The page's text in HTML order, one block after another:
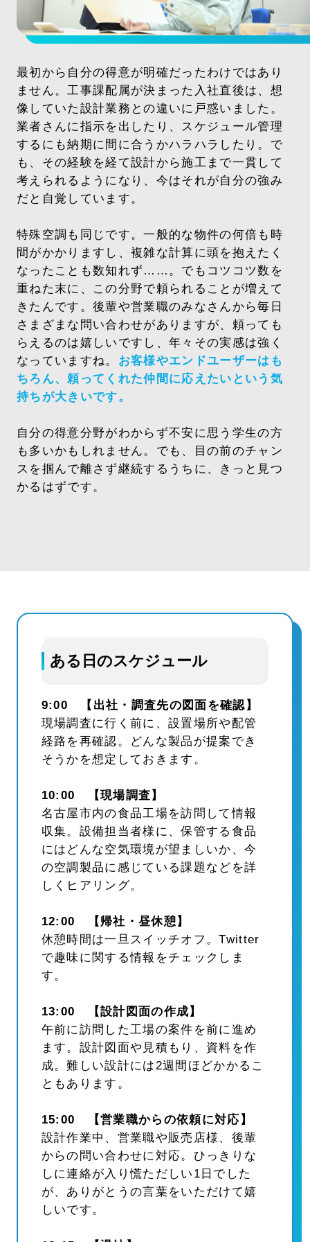
最初から自分の得意が明確だったわけではあり
ません。工事課配属が決まった入社直後は、想
像していた設計業務との違いに戸惑いました。
業者さんに指示を出したり、スケジュール管理
するにも納期に間に合うかハラハラしたり。で
も、その経験を経て設計から施工まで一貫して
考えられるようになり、今はそれが自分の強み
だと自覚しています。
特殊空調も同じです。一般的な物件の何倍も時
間がかかりますし、複雑な計算に頭を抱えたく
なったことも数知れず……。でもコツコツ数を
重ねた末に、この分野で頼られることが増えて
きたんです。後輩や営業職のみなさんから毎日
さま ざまな問い合わせがありますが、頼っても
らえるのは嬉しいですし、年々その実感は強く
なっていますね。 お客様やエンドユーザーはも
ちろん、頼ってくれた仲間に応えたいという気
持ちが大きいです。
自分の得意分野がわからず不安に思う学生の方
も多いかもしれません。でも、目の前のチャン
スを掴んで離さず継続するうちに、きっと見つ
かるはずです。
ある日のスケジュール
9:00 【出社・調査先の図面を確認】
現場調査に行く前に、設置場所や配管
経路を再確認。どんな製品が提案でき
そうかを想定しておきます。
10:00 【現場調査】
名古屋市内の食品工場を訪問して情報
収集。設備担当者様に、保管する食品
にはどんな空気環境が望ましいか、今
の空調製品に感じている課題などを詳
しくヒアリング。
12:00 【帰社・昼休憩】
休憩時間は一旦スイッチオフ。Twitter
で趣味に関する情報をチェックしま
す。
13:00 【設計図面の作成】
午前に訪問した工場の案件を前に進め
ます。設計図面や見積もり、資料を作
成。難しい設計には2週間ほどかかるこ
ともあります。
15:00 【営業職からの依頼に対応】
設計作業中、営業職や販売店様、後輩
からの問い合わせに対応。ひっきりな
しに連絡が入り慌ただしい1日でした
が、ありがとうの言葉をいただけて嬉
しいです。